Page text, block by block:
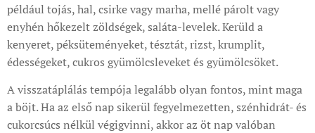
például tojás, hal, csirke vagy marha, mellé párolt vagy
enyhén hőkezelt zöldségek, saláta-levelek. Kerüld a
kenyeret, péksüteményeket, tésztát, rizst, krumplit,
édességeket, cukros gyümölcsleveket és gyümölcsöket.
A visszatáplálás tempója legalább olyan fontos, mint maga
a böjt. Ha az első nap sikerül fegyelmezetten, szénhidrát- és
cukorcsúcs nélkül végigvinni, akkor az öt nap valóban